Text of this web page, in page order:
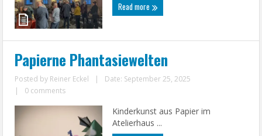
Read more
Papierne Phantasiewelten
Posted by Reiner Eckel |
Date: September 25, 2025
|
0 comments
Kinderkunst aus Papier im
Atelierhaus ...